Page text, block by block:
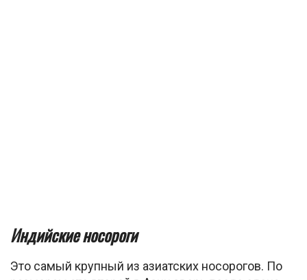
Индийские носороги
Это самый крупный из азиатских носорогов. По